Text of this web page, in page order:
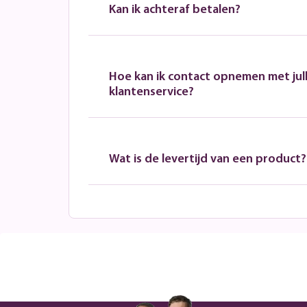
Kan ik achteraf betalen?
Hoe kan ik contact opnemen met
klantenservice?
Wat is de levertijd van een product?